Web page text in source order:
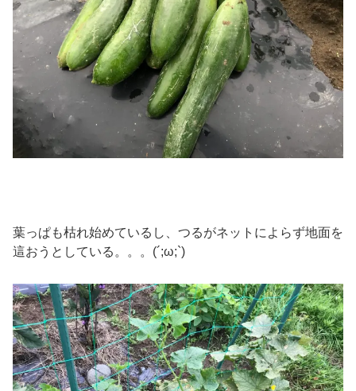
葉っぱも枯れ始めているし、つるがネットによらず地面を
這おうとしている。。。(´;ω;`)